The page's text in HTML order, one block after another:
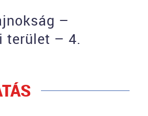
–
terület – 4.